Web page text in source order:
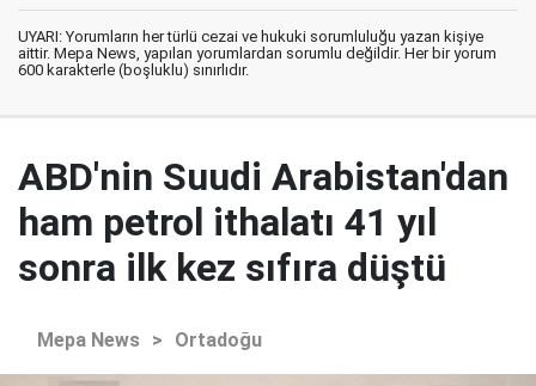
UYARI: Yorumların her türlü cezai ve hukuki sorumluluğu yazan kişiye
aittir. Mepa News, yapılan yorumlardan sorumlu değildir. Her bir yorum
600 karakterle (boşluklu) sınırlıdır.
ABD'nin Suudi Arabistan'dan
ham petrol ithalatı 41 yıl
sonra ilk kez sıfıra düştü
Mepa News > Ortadoğu